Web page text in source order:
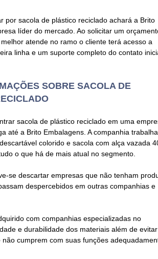
por sacola de plástico reciclado achará a Brito
líder do mercado. Ao solicitar um
atende no ramo o cliente terá acesso a
linha e um suporte completo do contato
SOBRE SACOLA DE
sacola de plástico reciclado em uma
até a Brito Embalagens. A companhia
colorido e sacola com alça vazada
o que há de mais atual no segmento.
se descartar empresas que não tenham
despercebidos em outras companhias e
com companhias especializadas no
e durabilidade dos materiais além de evitar
cumprem com suas funções